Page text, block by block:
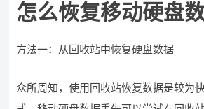
怎么恢复移动硬盘
方法一：从回收站中恢复硬盘数据
众所周知，使用回收站恢复数据是较为